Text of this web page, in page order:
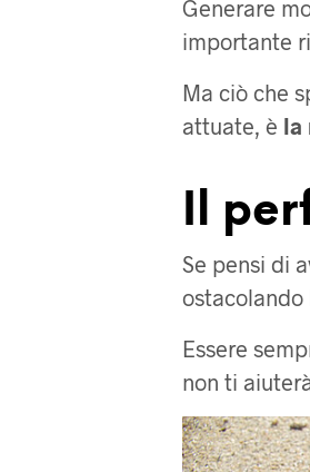
Generare
importante
Ma ciò che
attuate, è la
Il
Se pensi di
ostacolando
Essere
non ti